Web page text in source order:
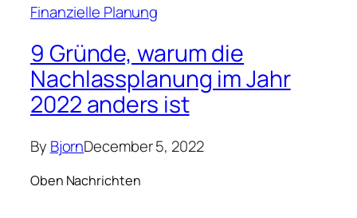
Finanzielle Planung
9 Gründe, warum die
Nachlassplanung im Jahr
2022 anders ist
By BjornDecember 5, 2022
Oben Nachrichten